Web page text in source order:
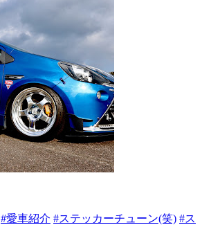
#愛車紹介 #ステッカーチューン(笑) #ス